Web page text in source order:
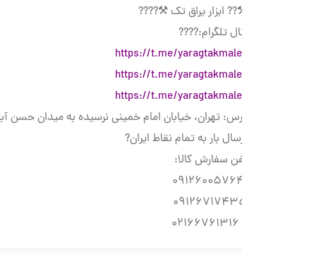
ابزار یراق تک ⚒????
https://t.me/
https://t.me/
https://t.me/
تهران، خیابان امام خمینی نرسیده به میدان حسن آباد، کوچه شجاعی،
بار به تمام نقاط ایران?